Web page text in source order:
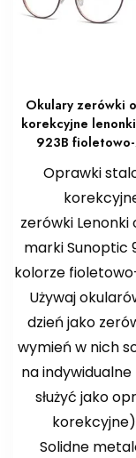
Okulary zerówki
korekcyjne
923B fioletowo-
Oprawki
zerówki Lenonki
marki Sunoptic
kolorze
️Używaj
dzień jako
wymień w nich
na
służyć jako
Solidne